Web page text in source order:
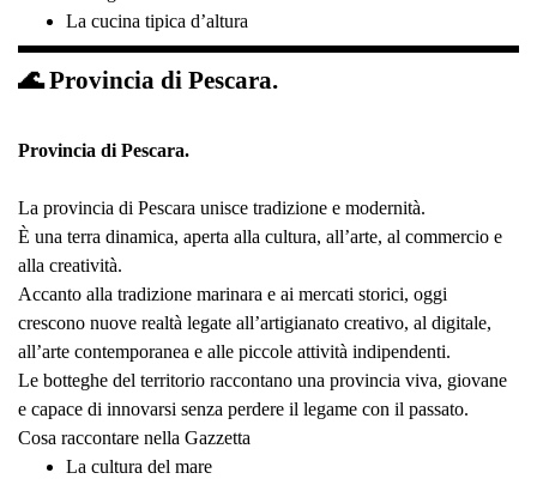
La cucina tipica d’altura
🌊 Provincia di Pescara.
Provincia di Pescara.
La provincia di Pescara unisce tradizione e modernità.
È una terra dinamica, aperta alla cultura, all’arte, al commercio e
alla creatività.
Accanto alla tradizione marinara e ai mercati storici, oggi
crescono nuove realtà legate all’artigianato creativo, al digitale,
all’arte contemporanea e alle piccole attività indipendenti.
Le botteghe del territorio raccontano una provincia viva, giovane
e capace di innovarsi senza perdere il legame con il passato.
Cosa raccontare nella Gazzetta
La cultura del mare